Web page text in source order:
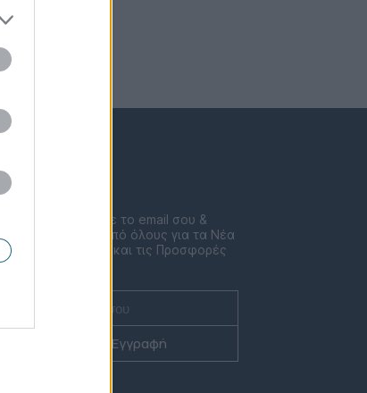
Συμπλήρωσε το email σου &
μάθε πριν από όλους για τα Νέα
τις Δράσεις και τις Προσφορές
Εγγραφή